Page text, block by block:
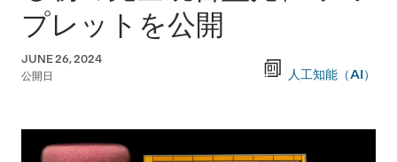
プレットを公開
JUNE 26, 2024
公開日
人工知能（AI）